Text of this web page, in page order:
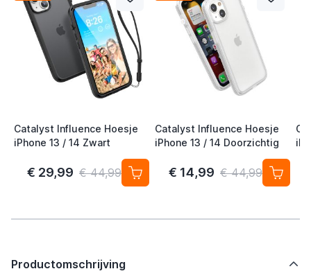
Catalyst Influence Hoesje
iPhone 13 / 14 Zwart
€ 29,99 € 44,99
Catalyst Influence Hoesje
iPhone 13 / 14 Doorzichtig
€ 14,99 € 44,99
Productomschrijving